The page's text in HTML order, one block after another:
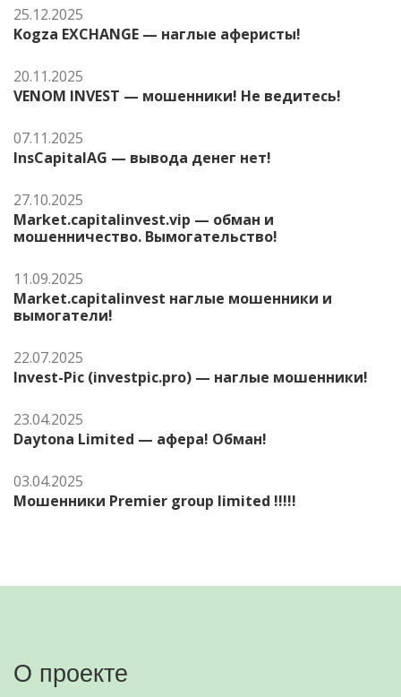
25.12.2025
Kogza EXCHANGE — наглые аферисты!
20.11.2025
VENOM INVEST — мошенники! Не ведитесь!
07.11.2025
InsCapitalAG — вывода денег нет!
27.10.2025
Market.capitalinvest.vip — обман и
мошенничество. Вымогательство!
11.09.2025
Market.capitalinvest наглые мошенники и
вымогатели!
22.07.2025
Invest-Pic (investpic.pro) — наглые мошенники!
23.04.2025
Daytona Limited — афера! Обман!
03.04.2025
Мошенники Premier group limited !!!!!
О проекте